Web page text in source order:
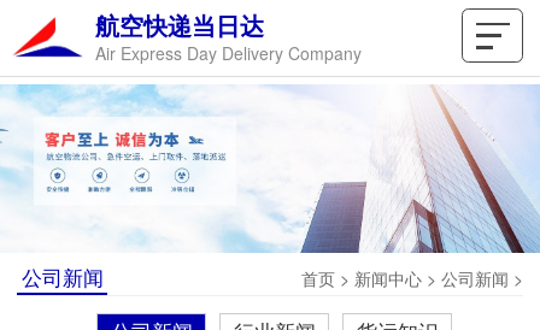
航空快递当日达
Air Express Day Delivery Company
公司新闻 首页 > 新闻中心 > 公司新闻 >